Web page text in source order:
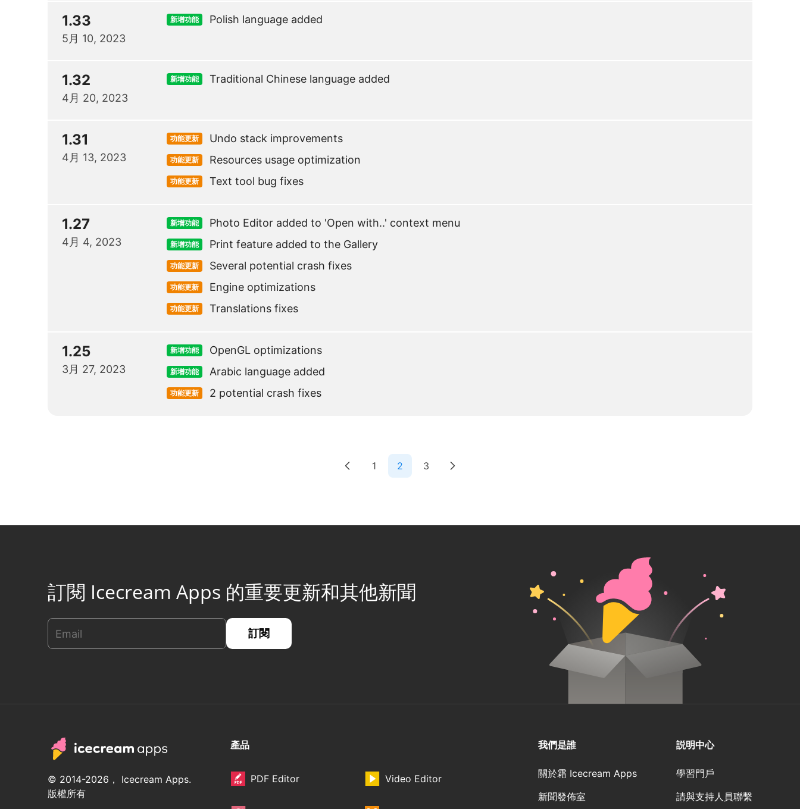
1.33
5月 10, 2023
新增功能 Polish language added
1.32
4月 20, 2023
新增功能 Traditional Chinese language added
1.31
4月 13, 2023
功能更新 Undo stack improvements
功能更新 Resources usage optimization
功能更新 Text tool bug fixes
1.27
4月 4, 2023
新增功能 Photo Editor added to 'Open with..' context menu
新增功能 Print feature added to the Gallery
功能更新 Several potential crash fixes
功能更新 Engine optimizations
功能更新 Translations fixes
1.25
3月 27, 2023
新增功能 OpenGL optimizations
新增功能 Arabic language added
功能更新 2 potential crash fixes
1 2 3
訂閱 Icecream Apps 的重要更新和其他新聞
© 2014-2026， Icecream Apps.
版權所有
產品
PDF Editor Video Editor
我們是誰
關於霜 Icecream Apps
新聞發佈室
説明中心
學習門戶
請與支持人員聯繫